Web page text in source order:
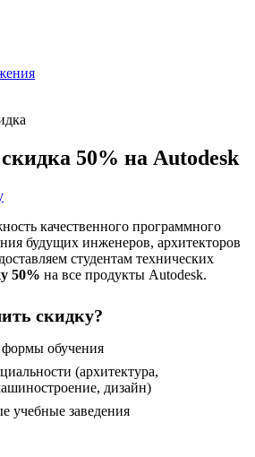
50% на Autodesk
качественного программного
будущих инженеров, архитекторов
студентам технических
50% на все продукты Autodesk.
скидку?
обучения
(архитектура,
дизайн)
учебные заведения